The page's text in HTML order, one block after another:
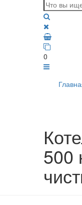
0
500